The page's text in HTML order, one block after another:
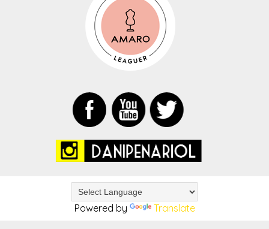
Powered by Translate